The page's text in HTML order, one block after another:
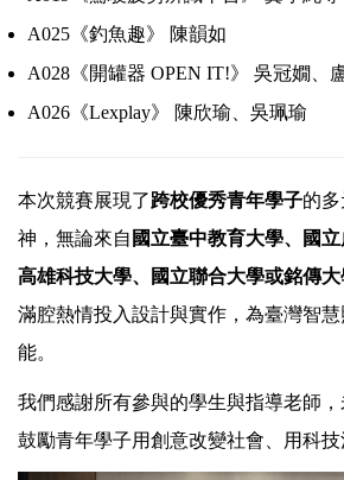
A025《釣魚趣》 陳韻如
A028《開罐器 OPEN IT!》 吳冠嫺、
A026《Lexplay》 陳欣瑜、吳珮瑜
本次競賽展現了跨校優秀青年學子的
神，無論來自 國立臺中教育大學、國
高雄科技大學、國立聯合大學或銘傳大
滿腔熱情投入設計與實作，為臺灣智
能。
我們感謝所有參與的學生與指導老師
鼓勵青年學子用創意改變社會、用科技